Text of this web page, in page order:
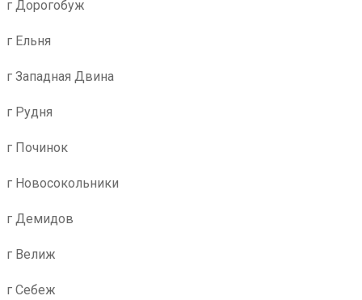
г Дорогобуж
г Ельня
г Западная Двина
г Рудня
г Починок
г Новосокольники
г Демидов
г Велиж
г Себеж